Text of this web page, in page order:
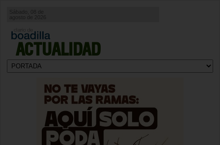
ACTUALIDAD
Sábado, 08 de
agosto de 2026